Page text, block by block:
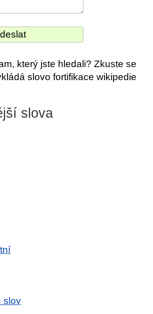
který jste hledali? Zkuste se
slovo fortifikace wikipedie
slova
slov